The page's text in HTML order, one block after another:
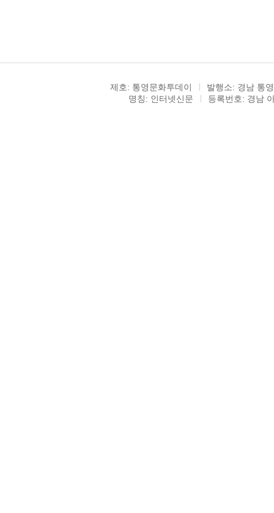
제호: 통영문화투데이
발행소: 경남 통
명칭: 인터넷신문
등록번호: 경남